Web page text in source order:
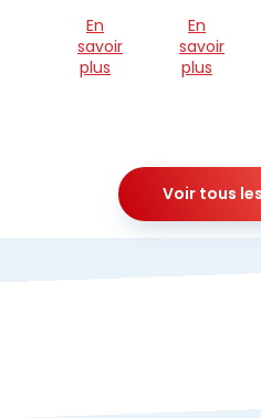
En
savoir
plus
En
savoir
plus
Voir tous